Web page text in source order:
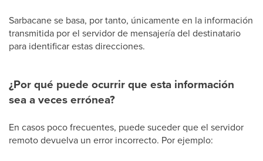
Sarbacane se basa, por tanto, únicamente en la información
transmitida por el servidor de mensajería del destinatario
para identificar estas direcciones.
¿Por qué puede ocurrir que esta información
sea a veces errónea?
En casos poco frecuentes, puede suceder que el servidor
remoto devuelva un error incorrecto. Por ejemplo: